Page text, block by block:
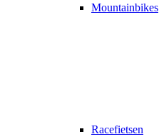
Mountainbikes
Racefietsen